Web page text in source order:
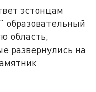
эстонцам
область,
развернулись на